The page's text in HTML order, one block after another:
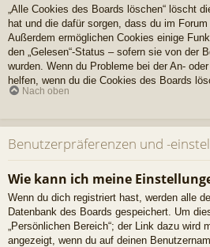
„Alle Cookies des Boards löschen“ löscht
hat und die dafür sorgen, dass du im Forum
Außerdem ermöglichen Cookies einige
den „Gelesen“-Status – sofern sie von der
wurden. Wenn du Probleme bei der An-
helfen, wenn du die Cookies des Boards
Nach oben
Benutzerpräferenzen und -
Wie kann ich meine
Wenn du dich registriert hast, werden alle
Datenbank des Boards gespeichert. Um
„Persönlichen Bereich“; der Link dazu wird
angezeigt, wenn du auf deinen